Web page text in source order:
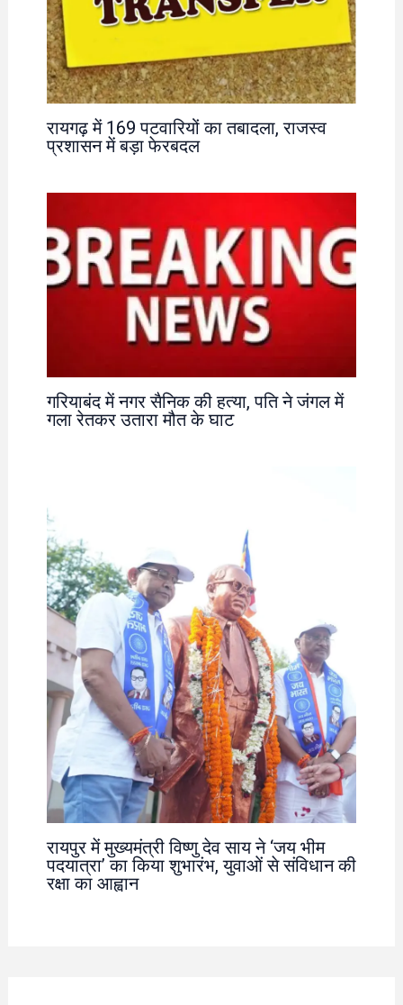
रायगढ़ में 169 पटवारियों का तबादला, राजस्व
प्रशासन में बड़ा फेरबदल
गरियाबंद में नगर सैनिक की हत्या, पति ने जंगल में
गला रेतकर उतारा मौत के घाट
रायपुर में मुख्यमंत्री विष्णु देव साय ने ‘जय भीम
पदयात्रा’ का किया शुभारंभ, युवाओं से संविधान की
रक्षा का आह्वान